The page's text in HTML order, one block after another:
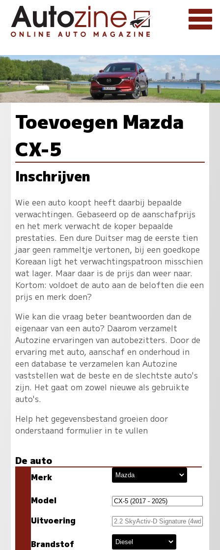
Toevoegen Mazda
CX-5
Inschrijven
Wie een auto koopt heeft daarbij bepaalde
verwachtingen. Gebaseerd op de aanschafprijs
en het merk verwacht de koper bepaalde
prestaties. Een dure Duitser mag de eerste tien
jaar geen rammeltje vertonen, bij een goedkope
Koreaan ligt het verwachtingspatroon misschien
wat lager. Maar daar is de prijs dan weer naar.
Kortom: voldoet de auto aan de beloften die een
prijs en merk doen?
Wie kan die vraag beter beantwoorden dan de
eigenaar van een auto? Daarom verzamelt
Autozine ervaringen van autobezitters. Door de
ervaring met auto, aanschaf en onderhoud in
een database te verzamelen kan Autozine
vaststellen wat de beste en de slechtste auto's
zijn. Het gaat om zowel nieuwe als gebruikte
auto's.
Help het gegevensbestand groeien door
onderstaand formulier in te vullen
De auto
Merk
Model
Uitvoering
Brandstof